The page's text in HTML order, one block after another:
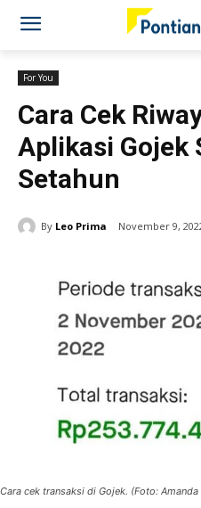
For You
Cara Cek
Aplikasi Gojek
Setahun
By Leo Prima November 9,
Cara cek transaksi di Gojek. (Foto: